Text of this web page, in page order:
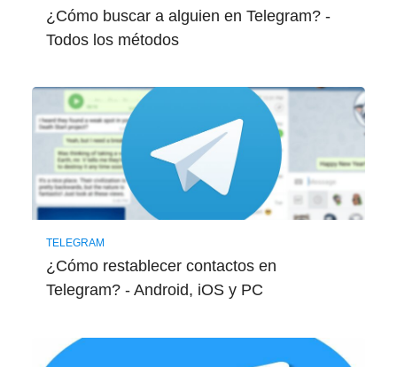
¿Cómo buscar a alguien en Telegram? -
Todos los métodos
TELEGRAM
¿Cómo restablecer contactos en
Telegram? - Android, iOS y PC